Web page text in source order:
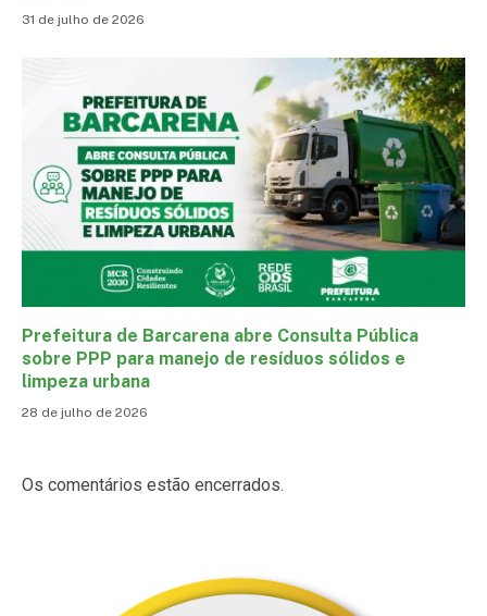
31 de julho de 2026
Prefeitura de Barcarena abre Consulta Pública
sobre PPP para manejo de resíduos sólidos e
limpeza urbana
28 de julho de 2026
Os comentários estão encerrados.